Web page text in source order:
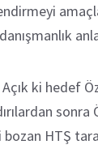
ki hedef
HTŞ